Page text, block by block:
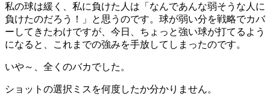
私の球は緩く、私に負けた人は「なんであんな弱そうな人に
負けたのだろう！」と思うのです。球が弱い分を戦略でカバ
ーしてきたわけですが、今日、ちょっと強い球が打てるよう
になると、これまでの強みを手放してしまったのです。
いや～、全くのバカでした。
ショットの選択ミスを何度したか分かりません。